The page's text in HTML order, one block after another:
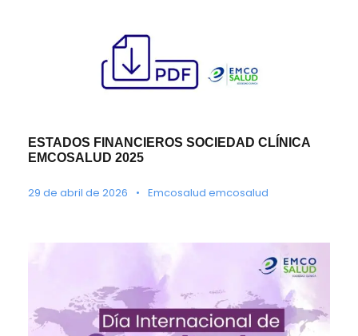
ESTADOS FINANCIEROS SOCIEDAD CLÍNICA
EMCOSALUD 2025
29 de abril de 2026 • Emcosalud emcosalud